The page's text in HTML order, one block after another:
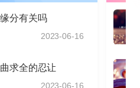
分有关吗
2023-06-16
求全的忍让
2023-06-16